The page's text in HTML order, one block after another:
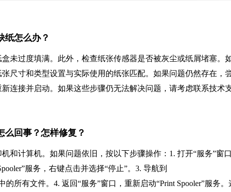
纸怎么办？
未过度填满。此外，检查纸张传感器是否被灰尘或纸屑堵塞。
尺寸和类型设置与实际使用的纸张匹配。如果问题仍然存在，
连接并启动。如果这些步骤仍无法解决问题，请考虑联系技术
么回事？怎样修复？
和计算机。如果问题依旧，按以下步骤操作：1. 打开“服务”窗
服务，右键点击并选择“停止”。3. 导航到
的所有文件。4. 返回“服务”窗口，重新启动“Print Spooler”服务。